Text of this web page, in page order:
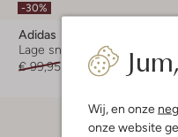
Wij, en onze
onze website
-30%
Adidas
Lage sneakers
€ 99,95
€ 69,99